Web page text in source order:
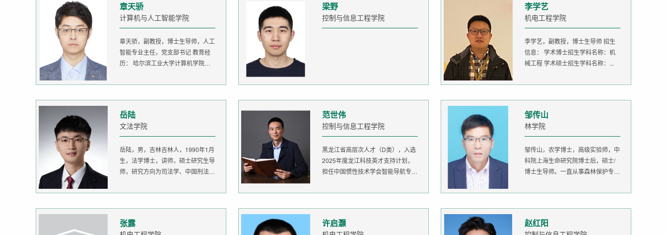
章天骄
计算机与人工智能学院
章天骄，副教授，博士生导师，人工
智能专业主任，党支部书记 教育经
历： 哈尔滨工业大学计算机学院
梁野
控制与信息工程学院
李学艺
机电工程学院
李学艺，副教授，博士生导师 招生
信息： 学术博士招生学科名称：机
械工程 学术硕士招生学科名称：...
岳陆
文法学院
岳陆，男，吉林吉林人，1990年1月
生，法学博士，讲师，硕士研究生导
师，研究方向为司法学、中国刑法
范世伟
控制与信息工程学院
黑龙江省高层次人才（D类），入选
2025年度龙江科技英才支持计划，
担任中国惯性技术学会智能导航专委
邹传山
林学院
邹传山，农学博士，高级实验师，中
科院上海生命研究院博士后，硕士/
博士生导师。一直从事森林保护专业
张露 许启灏 赵红阳